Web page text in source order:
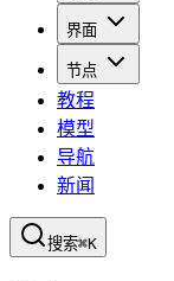
界面
节点
教程
模型
导航
新闻
搜索⌘K